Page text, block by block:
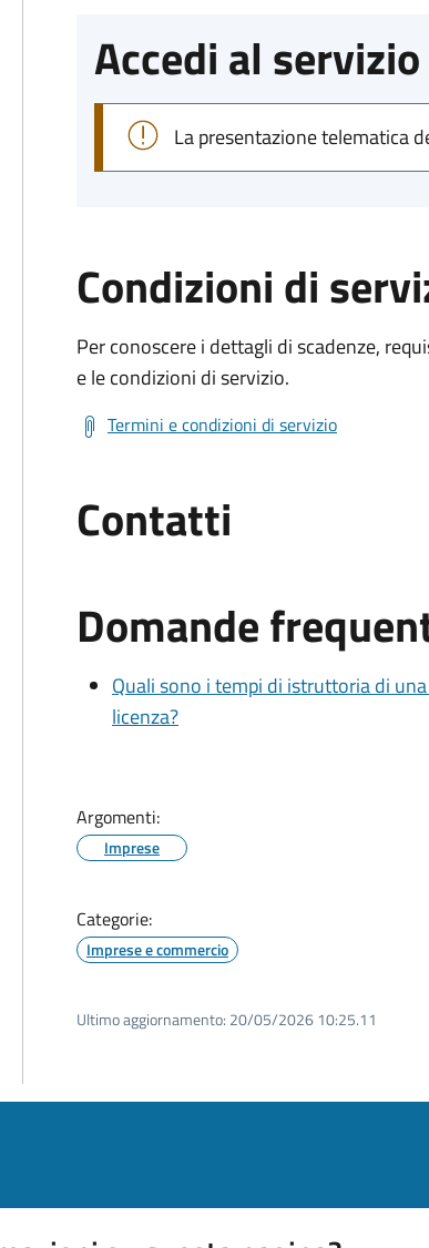
Accedi al servizio
La presentazione telematica
Condizioni di
Per conoscere i dettagli di scadenze,
e le condizioni di servizio.
Termini e condizioni di servizio
Contatti
Domande
Quali sono i tempi di istruttoria di
licenza?
Argomenti:
Imprese
Categorie:
Imprese e commercio
Ultimo aggiornamento: 20/05/2026 10:25.11